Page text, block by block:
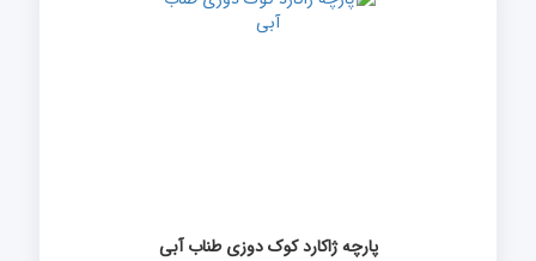
پارچه ژاکارد کوک دوزی طناب آبی